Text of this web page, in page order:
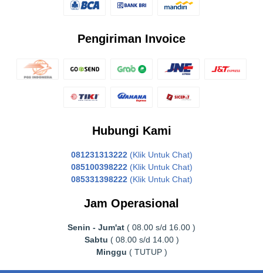
Pengiriman Invoice
Hubungi Kami
081231313222 (Klik Untuk Chat)
085100398222 (Klik Untuk Chat)
085331398222 (Klik Untuk Chat)
Jam Operasional
Senin - Jum'at ( 08.00 s/d 16.00 )
Sabtu ( 08.00 s/d 14.00 )
Minggu ( TUTUP )